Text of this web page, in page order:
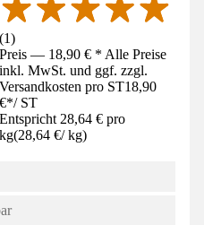
(1)
Preis — 18,90 € * Alle Preise
inkl. MwSt. und ggf. zzgl.
Versandkosten pro ST18,90
€*/ ST
Entspricht 28,64 € pro
kg(28,64 €/ kg)